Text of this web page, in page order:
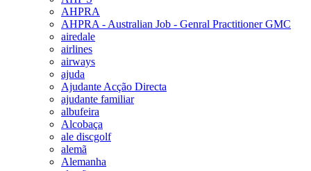
AHPRA
AHPRA - Australian Job - Genral Practitioner GMC
airedale
airlines
airways
ajuda
Ajudante Acção Directa
ajudante familiar
albufeira
Alcobaça
ale discgolf
alemã
Alemanha